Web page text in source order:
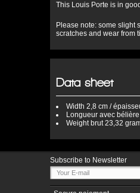
This Louis Porte is in
Please note: some slight
scratches and wear from
Data sheet
Width 2,8 cm /
Longueur avec
Weightbrut 23,32
Subscribe to Newsletter